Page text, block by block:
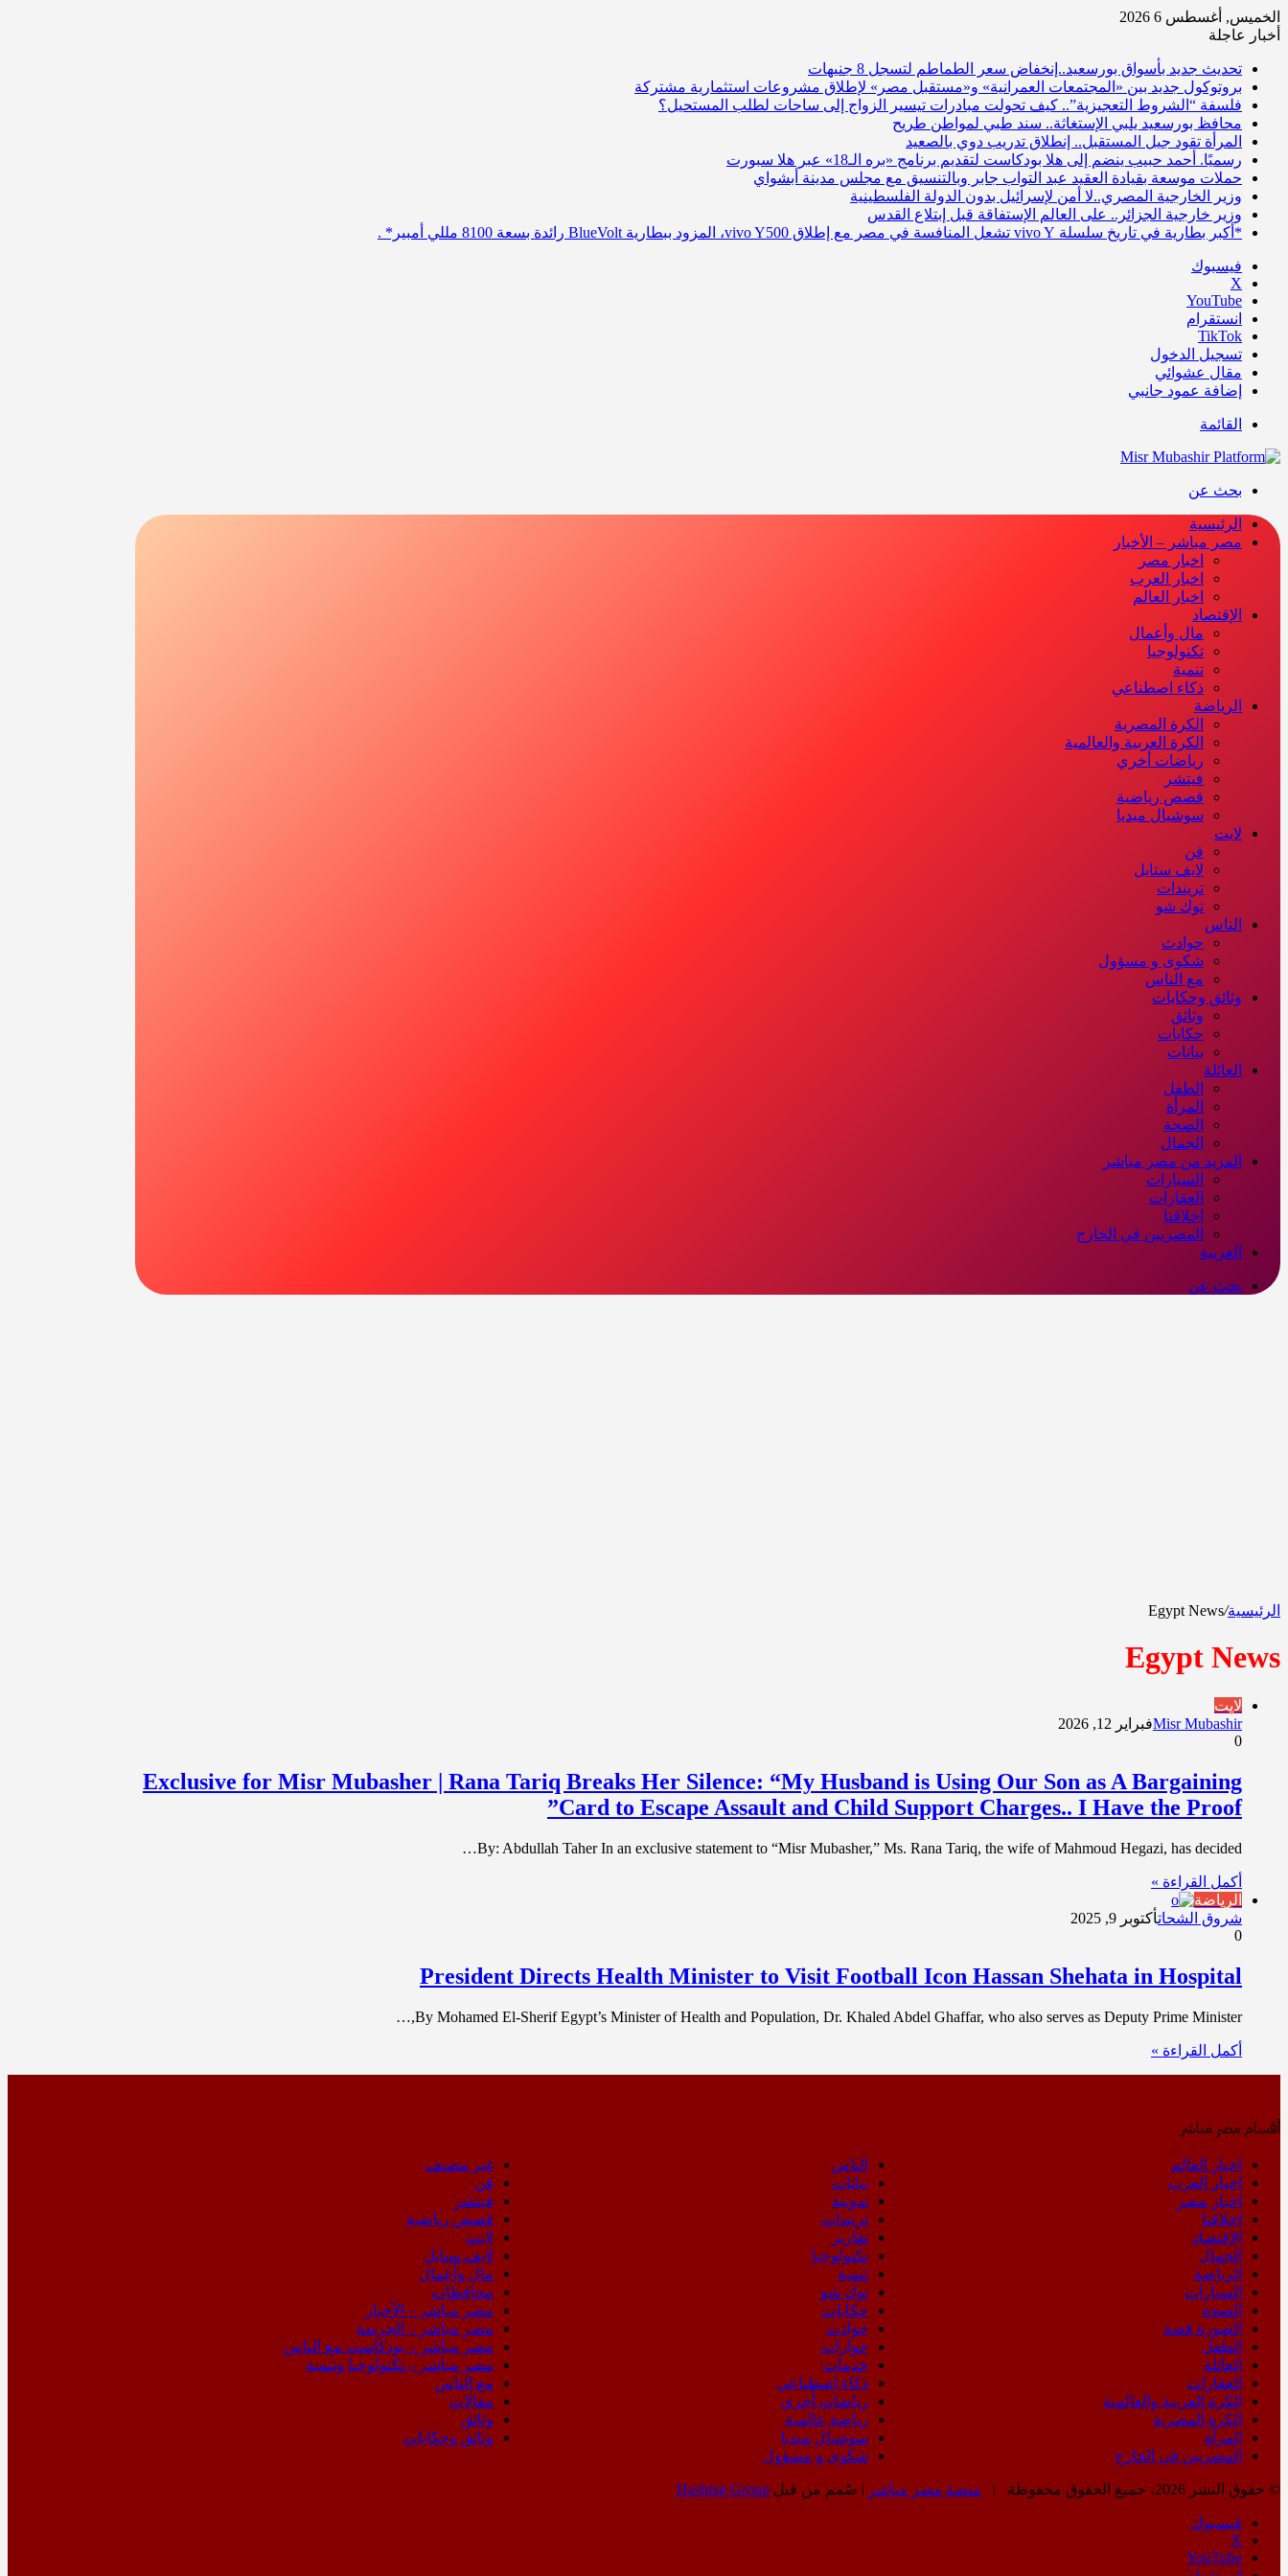
الخميس, أغسطس 6 2026
أخبار عاجلة
تحديث جديد بأسواق بورسعيد..إنخفاض سعر الطماطم لتسجل 8 جنيهات
بروتوكول جديد بين «المجتمعات العمرانية» و«مستقبل مصر» لإطلاق مشروعات استثمارية مشتركة
فلسفة “الشروط التعجيزية”.. كيف تحولت مبادرات تيسير الزواج إلى ساحات لطلب المستحيل؟
محافظ بورسعيد يلبي الإستغاثة.. سند طبي لمواطن طريح
المرأة تقود جيل المستقبل.. إنطلاق تدريب دوي بالصعيد
رسميًا. أحمد حبيب ينضم إلى هلا بودكاست لتقديم برنامج «بره الـ18» عبر هلا سبورت
حملات موسعة بقيادة العقيد عبد التواب جابر وبالتنسيق مع مجلس مدينة أبشواي
وزير الخارجية المصري..لا أمن لإسرائيل بدون الدولة الفلسطينية
وزير خارجية الجزائر.. على العالم الإستفاقة قبل إبتلاع القدس
*أكبر بطارية في تاريخ سلسلة vivo Y تشعل المنافسة في مصر مع إطلاق vivo Y500، المزود ببطارية BlueVolt رائدة بسعة 8100 مللي أمبير* .
فيسبوك
‫X
‫YouTube
انستقرام
‫TikTok
تسجيل الدخول
مقال عشوائي
إضافة عمود جانبي
القائمة
بحث عن
الرئيسية
مصر مباشر – الأخبار
اخبار مصر
اخبار العرب
اخبار العالم
الإقتصاد
مال وأعمال
تكنولوجيا
تنمية
ذكاء اصطناعي
الرياضة
الكرة المصرية
الكرة العربية والعالمية
رياضات أخري
فيتشر
قصص رياضية
سوشيال ميديا
لايت
فن
لايف ستايل
تريندات
توك شو
الناس
حوادث
شكوى و مسؤول
مع الناس
وثائق وحكايات
وثائق
حكايات
بيانات
العائلة
الطفل
المرأة
الصحة
الجمال
المزيد من مصر مباشر
السيارات
العقارات
اخلاقنا
المصريين في الخارج
العربية
بحث عن
الرئيسية/
Egypt News
Egypt News
لايت
Misr Mubashirفبراير 12, 2026
0
Exclusive for Misr Mubasher | Rana Tariq Breaks Her Silence: “My Husband is Using Our Son as A Bargaining
Card to Escape Assault and Child Support Charges.. I Have the Proof”
​By: Abdullah Taher ​In an exclusive statement to “Misr Mubasher,” Ms. Rana Tariq, the wife of Mahmoud Hegazi, has decided…
أكمل القراءة »
الرياضة
شروق الشحاتأكتوبر 9, 2025
0
President Directs Health Minister to Visit Football Icon Hassan Shehata in Hospital
By Mohamed El-Sherif Egypt’s Minister of Health and Population, Dr. Khaled Abdel Ghaffar, who also serves as Deputy Prime Minister,…
أكمل القراءة »
أقسام مصر مباشر
اخبار العالم
اخبار العرب
اخبار مصر
اخلاقنا
الإقتصاد
الجمال
الرياضة
السيارات
الصحة
الصورة قصة
الطفل
العائلة
العقارات
الكرة العربية والعالمية
الكرة المصرية
المرأة
المصريين في الخارج
الناس
بيانات
تدوينة
تريندات
تقارير
تكنولوجيا
تنمية
توك شو
حكايات
حوادث
حوارات
خدمات
ذكاء اصطناعي
رياضات أخري
رياضة عالمية
سوشيال ميديا
شكوى و مسؤول
غير مصنف
فن
فيتشر
قصص رياضية
لايت
لايف ستايل
مال وأعمال
محافظات
مصر مباشر – الأخبار
مصر مباشر – الجريمة
مصر مباشر – بودكاست مع الناس
مصر مباشر – تكنولوجيا وتنمية
مع الناس
مقالات
وثائق
وثائق وحكايات
© حقوق النشر 2026، جميع الحقوق محفوظة | منصة مصر مباشر | صُمم من قبل Hashtag Group
فيسبوك
‫X
‫YouTube